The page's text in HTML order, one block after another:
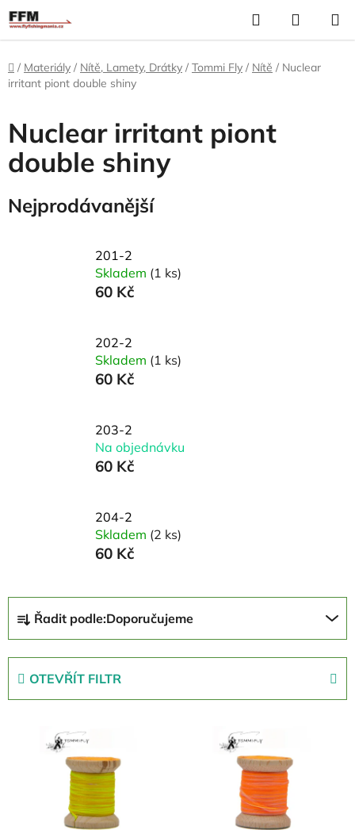
Přejít
na
obsah
Hledat
Domů
/ Materiály / Nítě, Lamety, Drátky / Tommi Fly / Nítě / Nuclear
irritant piont double shiny
Nuclear irritant piont
double shiny
Nejprodávanější
201-2
Skladem (1 ks)
60 Kč
202-2
Skladem (1 ks)
60 Kč
203-2
Na objednávku
60 Kč
204-2
Skladem (2 ks)
60 Kč
a
z
Řadit podle:Doporučujeme
OTEVŘÍT FILTR